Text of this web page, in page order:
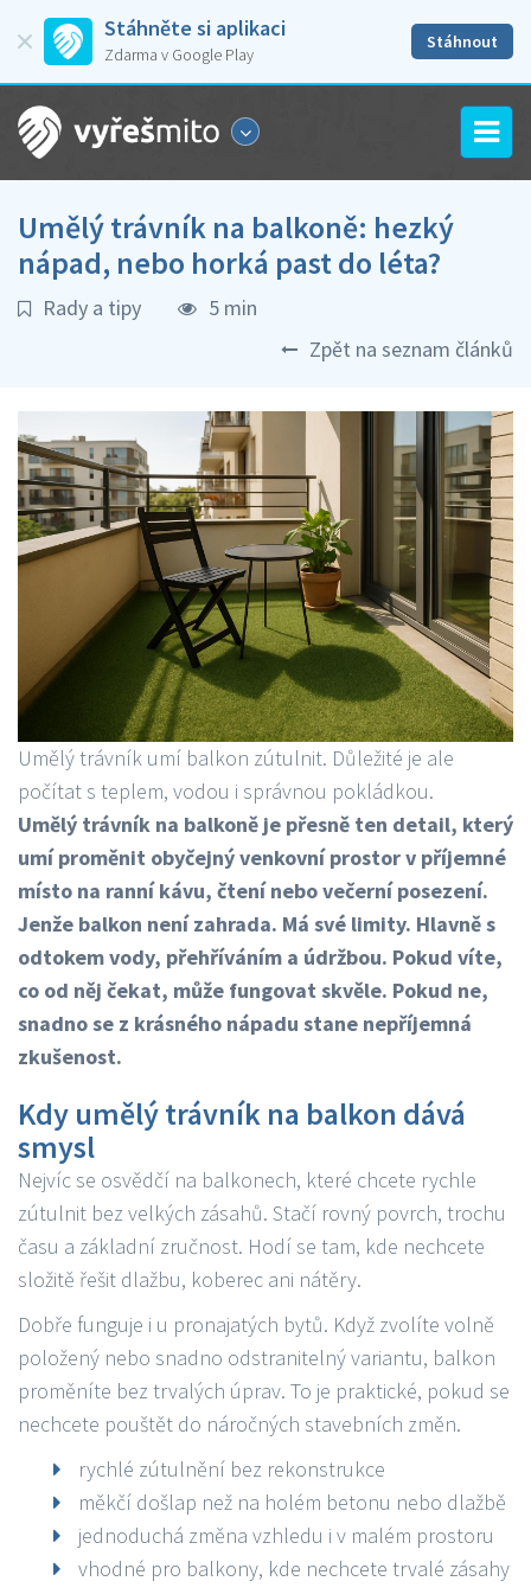
Stáhněte si aplikaci
Zdarma v Google Play
Stáhnout
Umělý trávník na balkoně: hezký
nápad, nebo horká past do léta?
Rady a tipy
5 min
Zpět na seznam článků
Umělý trávník umí balkon zútulnit. Důležité je ale
počítat s teplem, vodou i správnou pokládkou.
Umělý trávník na balkoně je přesně ten detail, který
umí proměnit obyčejný venkovní prostor v příjemné
místo na ranní kávu, čtení nebo večerní posezení.
Jenže balkon není zahrada. Má své limity. Hlavně s
odtokem vody, přehříváním a údržbou. Pokud víte,
co od něj čekat, může fungovat skvěle. Pokud ne,
snadno se z krásného nápadu stane nepříjemná
zkušenost.
Kdy umělý trávník na balkon dává
smysl
Nejvíc se osvědčí na balkonech, které chcete rychle
zútulnit bez velkých zásahů. Stačí rovný povrch, trochu
času a základní zručnost. Hodí se tam, kde nechcete
složitě řešit dlažbu, koberec ani nátěry.
Dobře funguje i u pronajatých bytů. Když zvolíte volně
položený nebo snadno odstranitelný variantu, balkon
proměníte bez trvalých úprav. To je praktické, pokud se
nechcete pouštět do náročných stavebních změn.
rychlé zútulnění bez rekonstrukce
měkčí došlap než na holém betonu nebo dlažbě
jednoduchá změna vzhledu i v malém prostoru
vhodné pro balkony, kde nechcete trvalé zásahy